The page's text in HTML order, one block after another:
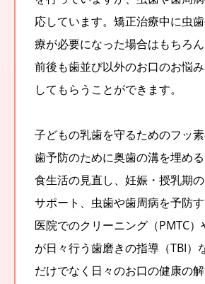
応しています。矯正治療中に虫
療が必要になった場合はもちろ
前後も歯並び以外のお口のお悩
してもらうことができます。
子どもの乳歯を守るためのフッ
歯予防のために奥歯の溝を埋める
食生活の見直し、妊娠・授乳期
サポート、虫歯や歯周病を予防
医院でのクリーニング（PMTC
が日々行う歯磨きの指導（TBI）
だけでなく日々のお口の健康の